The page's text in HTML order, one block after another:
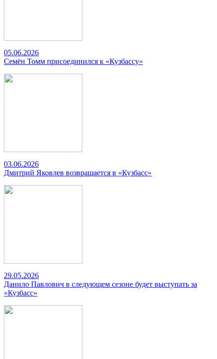
05.06.2026
Семён Томм присоединился к «Кузбассу»
03.06.2026
Дмитрий Яковлев возвращается в «Кузбасс»
29.05.2026
Данило Павлович в следующем сезоне будет выступать за
«Кузбасс»